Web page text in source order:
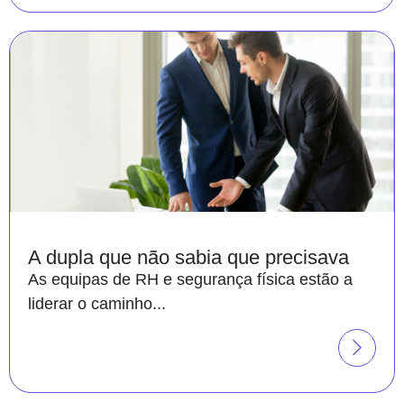
A dupla que não sabia que precisava
As equipas de RH e segurança física estão a
liderar o caminho...